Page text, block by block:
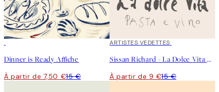
Dinner is Ready Affiche
À partir de 7,50 €15 €
40%*
ARTISTES VEDETTES
Sissan Richard - La Dolce Vita Affiche
À partir de 9 €15 €